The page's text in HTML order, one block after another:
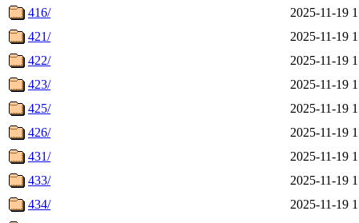
416/
2025-11-19
421/
2025-11-19
422/
2025-11-19
423/
2025-11-19
425/
2025-11-19
426/
2025-11-19
431/
2025-11-19
433/
2025-11-19
434/
2025-11-19